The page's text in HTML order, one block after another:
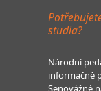
studia?
Národní
informačně
Senovážné